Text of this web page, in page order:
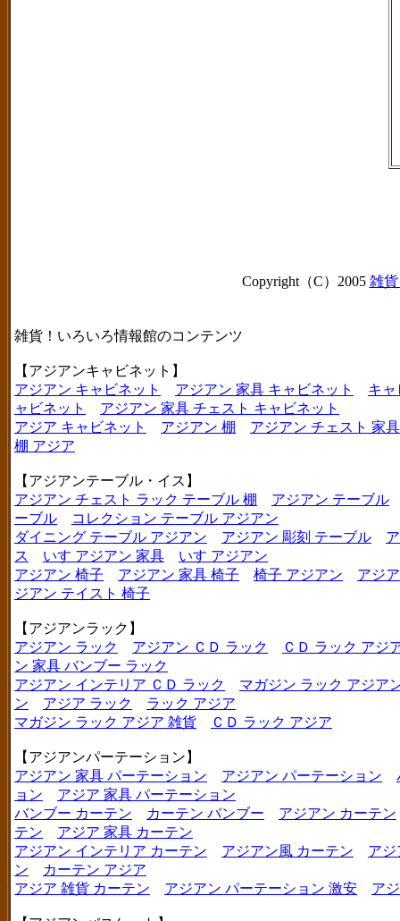
Copyright（C）2005 雑
雑貨！いろいろ情報館のコンテンツ
【アジアンキャビネット】
アジアン キャビネット
アジアン 家具 キャビネット
キャ
ャビネット
アジアン 家具 チェスト キャビネット
アジア キャビネット
アジアン 棚
アジアン チェスト 家
棚 アジア
【アジアンテーブル・イス】
アジアン チェスト ラック テーブル 棚
アジアン テーブル
ーブル
コレクション テーブル アジアン
ダイニング テーブル アジアン
アジアン 彫刻 テーブル
ス
いす アジアン 家具
いす アジアン
アジアン 椅子
アジアン 家具 椅子 椅子 アジアン
アジ
ジアン テイスト 椅子
【アジアンラック】
アジアン ラック
アジアン ＣＤ ラック
ＣＤ ラック アジ
ン 家具 バンブー ラック
アジアン インテリア ＣＤ ラック
マガジン ラック アジア
ン
アジア ラック
ラック アジア
マガジン ラック アジア 雑貨
ＣＤ ラック アジア
【アジアンパーテーション】
アジアン 家具 パーテーション
アジアン パーテーション
ョン
アジア 家具 パーテーション
バンブー カーテン
カーテン バンブー
アジアン カーテン
テン
アジア 家具 カーテン
アジアン インテリア カーテン
アジアン風 カーテン
アジ
ン
カーテン アジア
アジア 雑貨 カーテン
アジアン パーテーション 激安 ア